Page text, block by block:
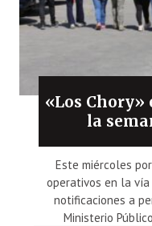
«Los
la
Este miércoles
operativos en la vía
notificaciones a
Ministerio